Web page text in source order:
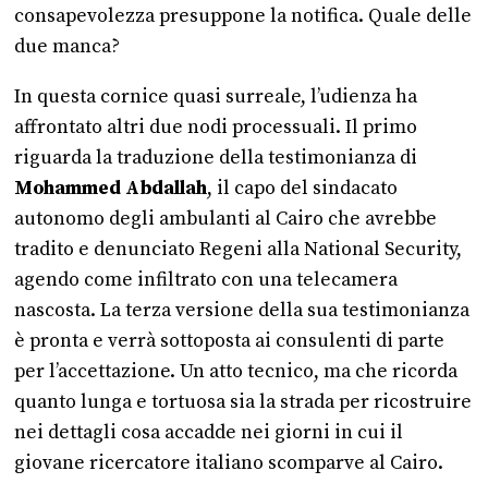
consapevolezza presuppone la notifica. Quale delle
due manca?
In questa cornice quasi surreale, l’udienza ha
affrontato altri due nodi processuali. Il primo
riguarda la traduzione della testimonianza di
Mohammed Abdallah, il capo del sindacato
autonomo degli ambulanti al Cairo che avrebbe
tradito e denunciato Regeni alla National Security,
agendo come infiltrato con una telecamera
nascosta. La terza versione della sua testimonianza
è pronta e verrà sottoposta ai consulenti di parte
per l’accettazione. Un atto tecnico, ma che ricorda
quanto lunga e tortuosa sia la strada per ricostruire
nei dettagli cosa accadde nei giorni in cui il
giovane ricercatore italiano scomparve al Cairo.